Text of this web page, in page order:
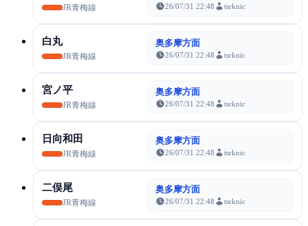
JR青梅線 26/07/31 22:48 tsrknic
白丸
JR青梅線
奥多摩方面
26/07/31 22:48 tsrknic
宮ノ平
JR青梅線
奥多摩方面
26/07/31 22:48 tsrknic
日向和田
JR青梅線
奥多摩方面
26/07/31 22:48 tsrknic
二俣尾
JR青梅線
奥多摩方面
26/07/31 22:48 tsrknic